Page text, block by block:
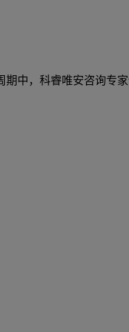
中，科睿唯安咨询专家